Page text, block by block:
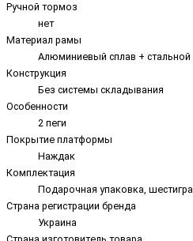
Ручной тормоз
нет
Материал рамы
Алюминиевый сплав + стальной
Конструкция
Без системы складывания
Особенности
2 пеги
Покрытие платформы
Наждак
Комплектация
Подарочная упаковка,
Страна регистрации бренда
Украина